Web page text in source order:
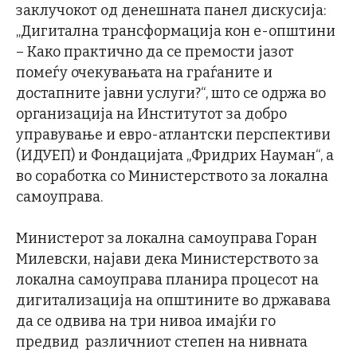
заклучокот од денешната панел дискусија:
„Дигитална трансформација кон е-општини
– Како практично да се премости јазот
помеѓу очекувањата на граѓаните и
достапните јавни услуги?“, што се одржа во
организација на Институтот за добро
управување и евро-атлантски перспективи
(ИДУЕП) и Фондацијата „Фридрих Науман“, а
во соработка со Министерството за локална
самоуправа.
Министерот за локална самоуправа Горан
Милевски, најави дека Министерството за
локална самоуправа планира процесот на
дигитализација на општините во државава
да се одвива на три нивоа имајќи го
предвид различниот степен на нивната